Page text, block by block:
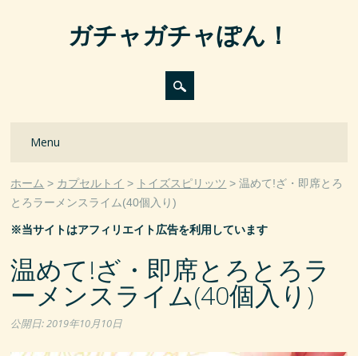
ガチャガチャぽん！
Main menu
Menu
ホーム カプセルトイ トイズスピリッツ
温めて!ざ・即席とろ
とろラーメンスライム(40個入り)
※当サイトはアフィリエイト広告を利用しています
温めて!ざ・即席とろとろラ
ーメンスライム(40個入り)
公開日:2019年10月10日